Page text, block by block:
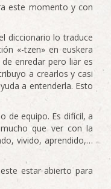
este momento y con
diccionario lo traduce
«-tzen» en euskera
enredar pero liar es
a crearlos y casi
a entenderla. Esto
de equipo. Es difícil, a
que ver con la
vivido, aprendido,…
estar abierto para